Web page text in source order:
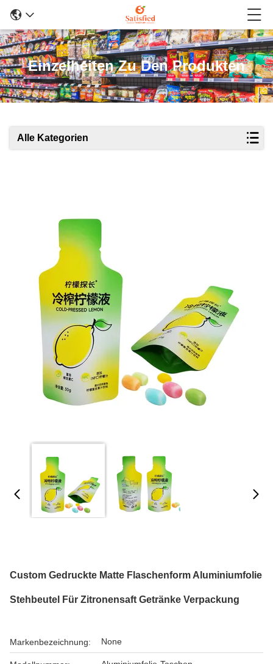
Einzelheiten Zu Den Produkten
Alle Kategorien
Custom Gedruckte Matte Flaschenform Aluminiumfolie
Stehbeutel Für Zitronensaft Getränke Verpackung
Markenbezeichnung: None